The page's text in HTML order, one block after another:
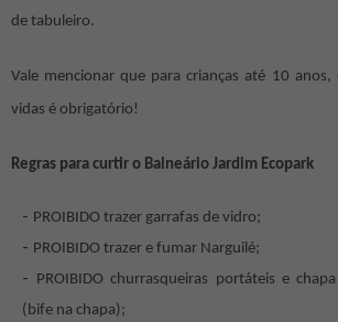
de tabuleiro.
Vale mencionar que para crianças até 10 anos,
vidas é obrigatório!
Regras para curtir o Balneário Jardim Ecopark
PROIBIDO trazer garrafas de vidro;
PROIBIDO trazer e fumar Narguilé;
PROIBIDO churrasqueiras portáteis e
(bife na chapa);